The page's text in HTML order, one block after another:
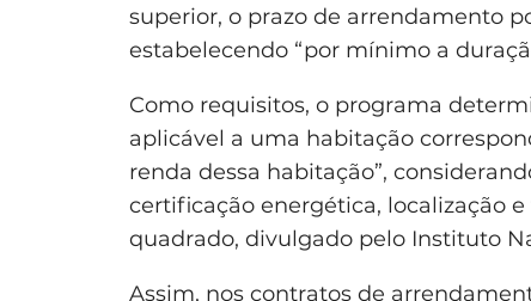
superior, o prazo de arrendamento
estabelecendo “por mínimo a
Como requisitos, o programa
aplicável a uma habitação
renda dessa habitação”,
certificação energética, localização
quadrado, divulgado pelo Instituto
Assim, nos contratos de